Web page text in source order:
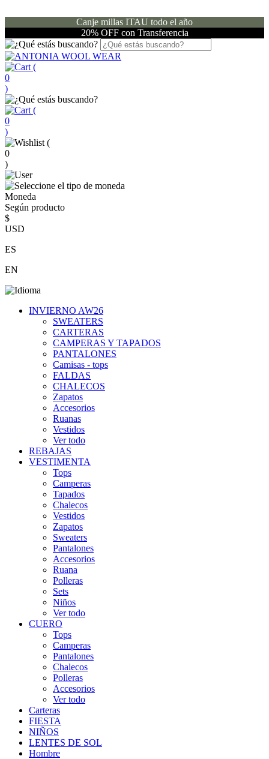
Canje millas ITAU todo el año
20% OFF con Transferencia
(
0
)
(
0
)
(
0
)
Moneda
Según producto
$
USD
ES
EN
INVIERNO AW26
SWEATERS
CARTERAS
CAMPERAS Y TAPADOS
PANTALONES
Camisas - tops
FALDAS
CHALECOS
Zapatos
Accesorios
Ruanas
Vestidos
Ver todo
REBAJAS
VESTIMENTA
Tops
Camperas
Tapados
Chalecos
Vestidos
Zapatos
Sweaters
Pantalones
Accesorios
Ruana
Polleras
Sets
Niños
Ver todo
CUERO
Tops
Camperas
Pantalones
Chalecos
Polleras
Accesorios
Ver todo
Carteras
FIESTA
NIÑOS
LENTES DE SOL
Hombre